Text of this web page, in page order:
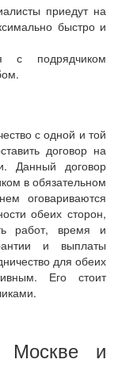
приедут на
быстро и
с подрядчиком
с одной и той
договор на
Данный договор
в обязательном
оговариваются
обеих сторон,
работ, время и
и выплаты
для обеих
Его стоит
Москве и